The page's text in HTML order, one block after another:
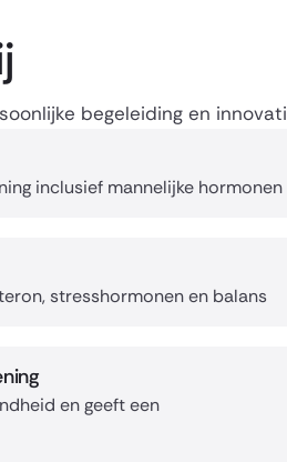
begeleiding en
inclusief mannelijke hormonen
stresshormonen en balans
en geeft een